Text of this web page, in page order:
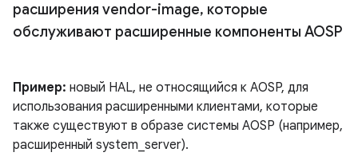
расширения vendor-image, которые
обслуживают расширенные компоненты AOSP
Пример: новый HAL, не относящийся к AOSP, для
использования расширенными клиентами, которые
также существуют в образе системы AOSP (например,
расширенный system_server).